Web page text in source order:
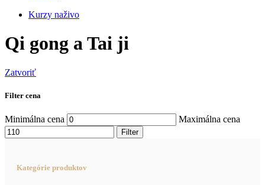
Kurzy naživo
Qi gong a Tai ji
Zatvoriť
Filter cena
Minimálna cena Maximálna cena
Filter
Kategórie produktov